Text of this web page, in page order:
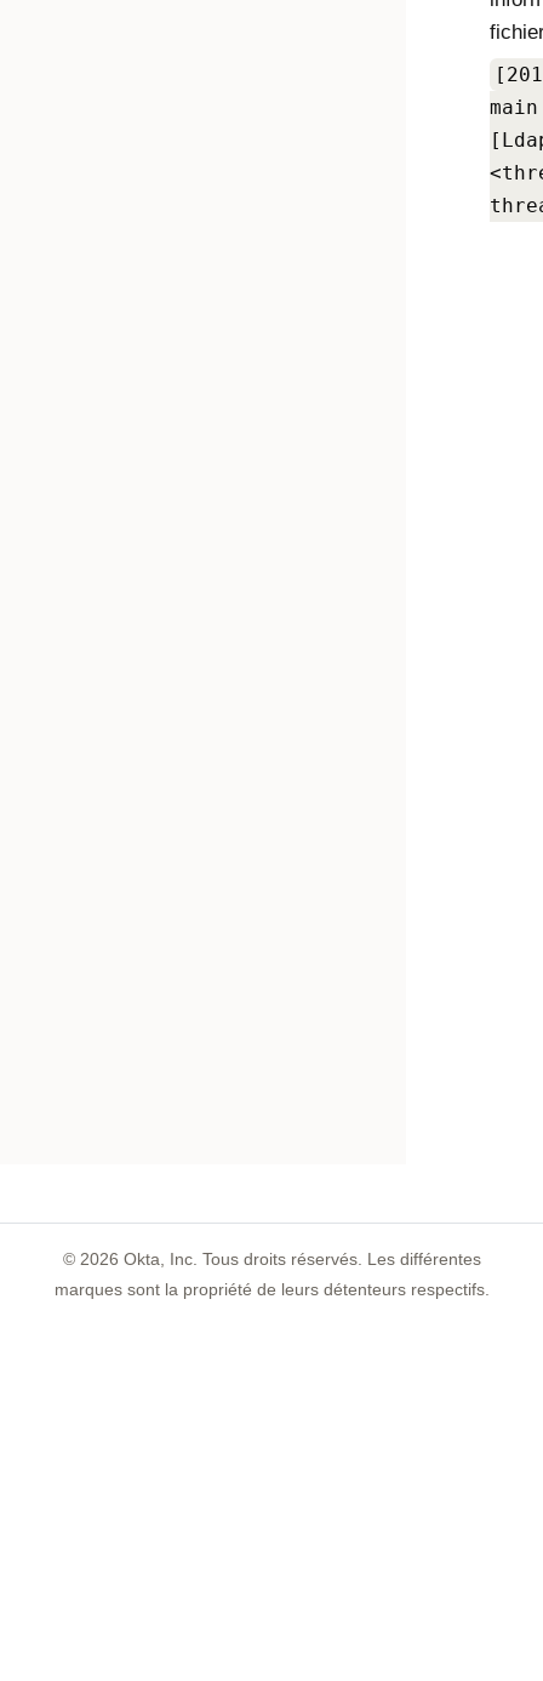
© 2026 Okta, Inc. Tous droits réservés. Les différentes
marques sont la propriété de leurs détenteurs respectifs.